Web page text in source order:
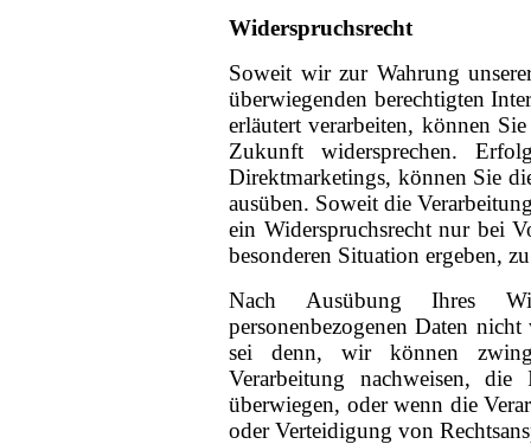
Widerspruchsrecht
Soweit wir zur Wahrung
überwiegenden berechtigten
erläutert verarbeiten, können
Zukunft widersprechen.
Direktmarketings, können Sie
ausüben. Soweit die
ein Widerspruchsrecht nur bei
besonderen Situation ergeben,
Nach Ausübung Ihres
personenbezogenen Daten
sei denn, wir können
Verarbeitung nachweisen,
überwiegen, oder wenn die
oder Verteidigung von